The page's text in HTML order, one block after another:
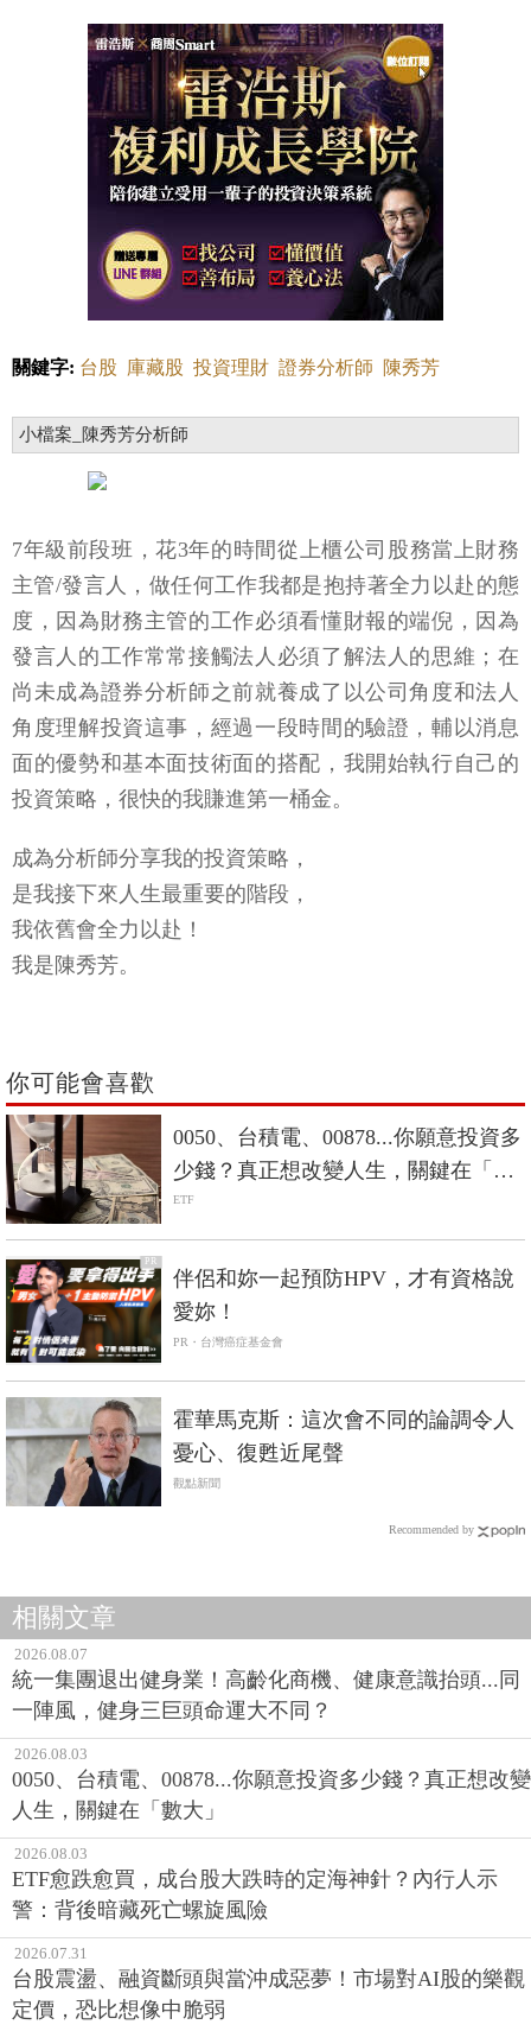
關鍵字: 台股 庫藏股 投資理財 證券分析師 陳秀芳
小檔案_陳秀芳分析師
7年級前段班，花3年的時間從上櫃公司股務當上財務
主管/發言人，做任何工作我都是抱持著全力以赴的態
度，因為財務主管的工作必須看懂財報的端倪，因為
發言人的工作常常接觸法人必須了解法人的思維；在
尚未成為證券分析師之前就養成了以公司角度和法人
角度理解投資這事，經過一段時間的驗證，輔以消息
面的優勢和基本面技術面的搭配，我開始執行自己的
投資策略，很快的我賺進第一桶金。
成為分析師分享我的投資策略，
是我接下來人生最重要的階段，
我依舊會全力以赴！
我是陳秀芳。
你可能會喜歡
0050、台積電、00878...你願意投資多
少錢？真正想改變人生，關鍵在「數
大」
ETF
PR
伴侶和妳一起預防HPV，才有資格說
愛妳！
PR・台灣癌症基金會
霍華馬克斯：這次會不同的論調令人
憂心、復甦近尾聲
觀點新聞
Recommended by
相關文章
2026.08.07
統一集團退出健身業！高齡化商機、健康意識抬頭...同
一陣風，健身三巨頭命運大不同？
2026.08.03
0050、台積電、00878...你願意投資多少錢？真正想改變
人生，關鍵在「數大」
2026.08.03
ETF愈跌愈買，成台股大跌時的定海神針？內行人示
警：背後暗藏死亡螺旋風險
2026.07.31
台股震盪、融資斷頭與當沖成惡夢！市場對AI股的樂觀
定價，恐比想像中脆弱